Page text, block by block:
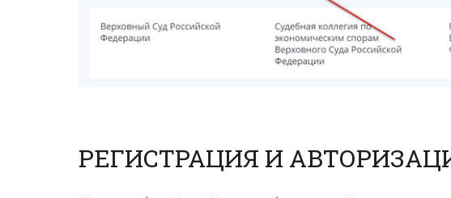
РЕГИСТРАЦИЯ И